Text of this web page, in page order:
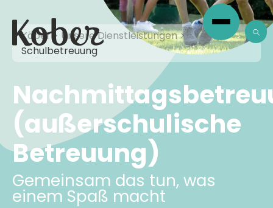
Köber> Unsere Dienstleistungen>
Schulbetreuung
(außerschulische
Betreuung)
Gemeinsam das tun, was
einem Spaß macht